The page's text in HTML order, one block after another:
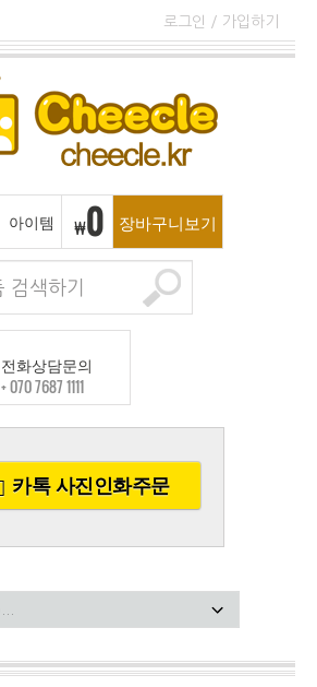
로그인 / 가입하기
아이템 ₩0 장바구니보기
전화상담문의
+ 070 7687 1111
카톡 사진인화주문